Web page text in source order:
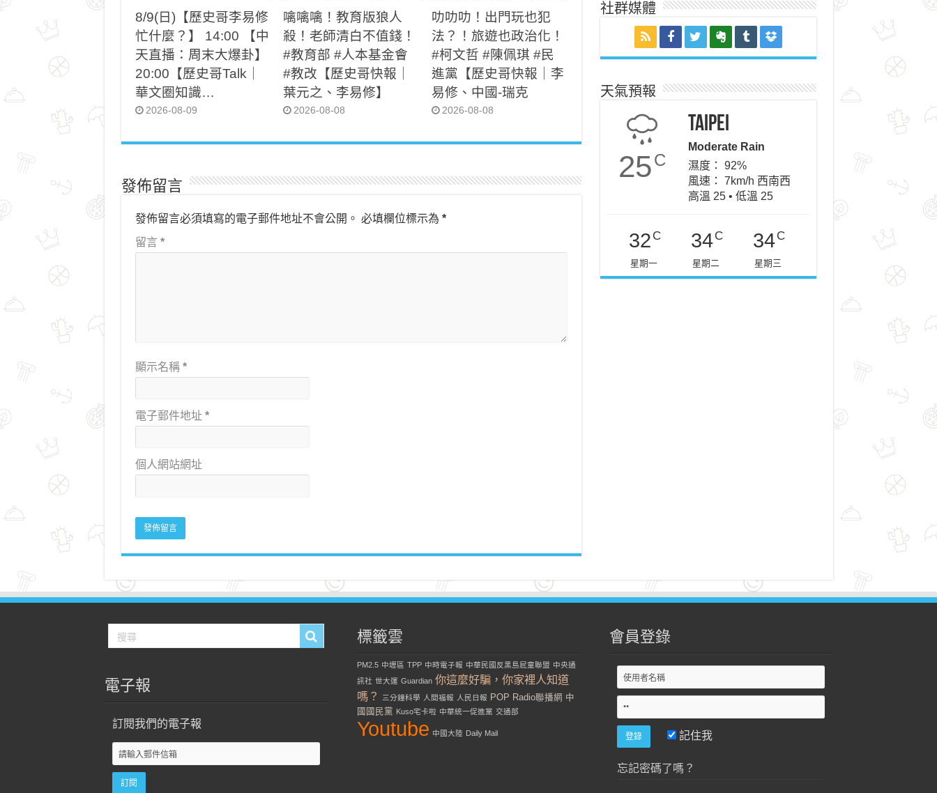
8/9(日)【歷史哥李易修
忙什麼？】 14:00 【中
天直播：周末大爆卦】
20:00【歷史哥Talk｜
華文圈知識…
2026-08-09
噙噙噙！教育版狼人
殺！老師清白不值錢！
#教育部 #人本基金會
#教改【歷史哥快報｜
葉元之、李易修】
2026-08-08
叻叻叻！出門玩也犯
法？！旅遊也政治化！
#柯文哲 #陳佩琪 #民
進黨【歷史哥快報｜李
易修、中國-瑞克
2026-08-08
發佈留言
發佈留言必須填寫的電子郵件地址不會公開。 必填欄位標示為 *
留言 *
顯示名稱 *
電子郵件地址 *
個人網站網址
社群媒體
天氣預報
25C
Taipei
Moderate Rain
濕度： 92%
風速： 7km/h 西南西
高溫 25 • 低溫 25
32 C
星期一
34C
星期二
34C
星期三
電子報
訂閱我們的電子報
標籤雲
PM2.5 中壢區 TPP 中時電子報 中華民國反黑島屁童聯盟 中央通
訊社 世大運 Guardian 你這麼好騙，你家裡人知道
嗎？
三分鐘科學 人間福報 人民日報 POP Radio聯播網 中
國國民黨 Kuso宅卡啦 中華統一促進黨 交通部
Youtube 中國大陸 Daily Mail
會員登錄
記住我
忘記密碼了嗎？